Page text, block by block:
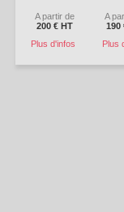
A partir de
200 € HT
Plus d'infos
A
190
Plus